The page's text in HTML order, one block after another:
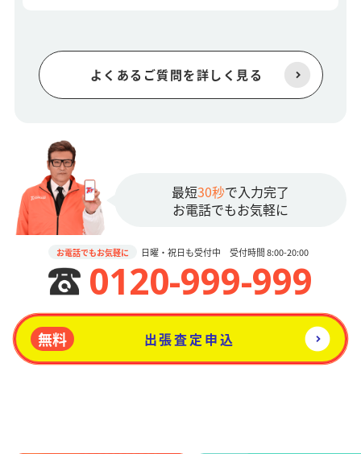
よくあるご質問を詳しく見る
最短30秒で入力完了
お電話でもお気軽に
お電話でもお気軽に 日曜・祝日も受付中 受付時間 8:00-20:00
0120-999-999
無料 出張査定申込